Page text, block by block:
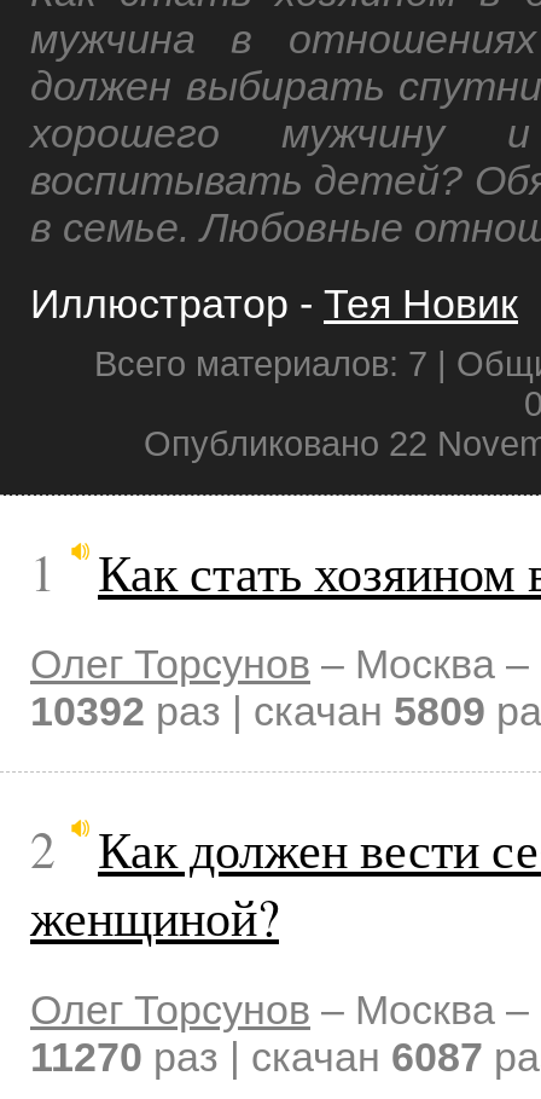
мужчина в
должен выбирать
хорошего мужчину
воспитывать детей?
в семье. Любовные
Иллюстратор - Тея Новик
Всего материалов: 7 |
Опубликовано 22
1 Как стать хозяином
Олег Торсунов – Москва –
10392 раз | скачан 5809
2
Как должен вести
женщиной?
Олег Торсунов – Москва –
11270 раз | скачан 6087